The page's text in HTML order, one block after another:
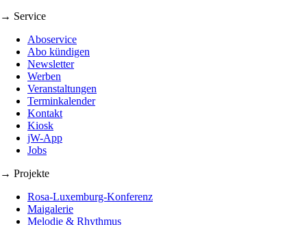
→ Service
Aboservice
Abo kündigen
Newsletter
Werben
Veranstaltungen
Terminkalender
Kontakt
Kiosk
jW-App
Jobs
→ Projekte
Rosa-Luxemburg-Konferenz
Maigalerie
Melodie & Rhythmus